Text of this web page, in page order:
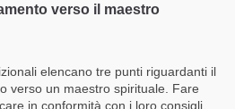
verso il maestro
elencano tre punti riguardanti il
verso un maestro spirituale. Fare
in conformità con i loro consigli.